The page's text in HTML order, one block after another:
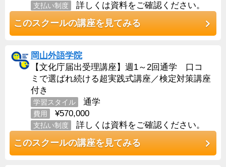
支払い制度 詳しくは資料をご確認ください。
このスクールの講座を見てみる
岡山外語学院
【文化庁届出受理講座】週1～2回通学 口コ
ミで選ばれ続ける超実践式講座／検定対策講座
付き
学習スタイル 通学
費用 ¥570,000
支払い制度 詳しくは資料をご確認ください。
このスクールの講座を見てみる